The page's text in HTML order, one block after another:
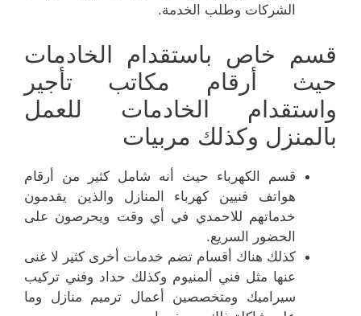
الشركات وطلب الخدمة.
قسم خاص باستقدام الخادمات
حيث أرقام مكاتب تأجير
واستقدام الخادمات للعمل
بالمنزل وكذلك مربيات
قسم الكهرباء حيث أنه شامل كثير من أرقام
هواتف فنيين كهرباء المنازل والذين يقدمون
خدماتهم للاحمدي في أي وقت ويحرصون على
الحضور السريع.
كذلك هناك أقسام تضم خدمات أخرى كثير لا غنى
عنها مثل فني ألمنيوم وكذلك حداد وفني تركيب
سيراميك ومتخصصين أعمال ترميم منازل وما